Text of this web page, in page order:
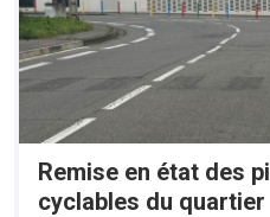
Remise en état des
cyclables du quartier